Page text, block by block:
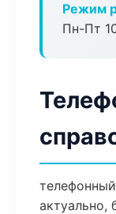
Режим
Пн-Пт
актуально,